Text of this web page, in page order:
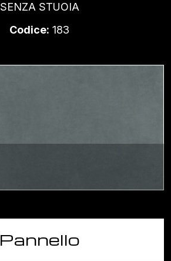
SENZA STUOIA
Codice: 183
Pannello